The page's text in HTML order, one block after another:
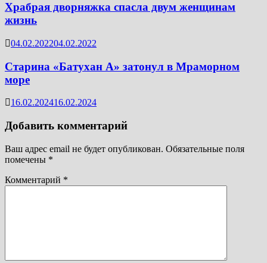
Храбрая дворняжка спасла двум женщинам
жизнь
04.02.202204.02.2022
Старина «Батухан А» затонул в Мраморном
море
16.02.202416.02.2024
Добавить комментарий
Ваш адрес email не будет опубликован. Обязательные поля
помечены *
Комментарий *